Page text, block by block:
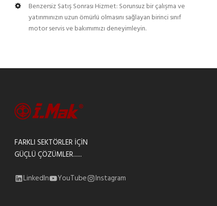
Benzersiz Satış Sonrası Hizmet: Sorunsuz bir çalışma ve
yatırımınızın uzun ömürlü olmasını sağlayan birinci sınıf
motor servis ve bakımımızı deneyimleyin.
FARKLI SEKTÖRLER İÇİN
GÜÇLÜ ÇÖZÜMLER......
LinkedIn YouTube Instagram